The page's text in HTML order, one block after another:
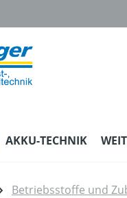
AKKU-TECHNIK
Betriebsstoffe und